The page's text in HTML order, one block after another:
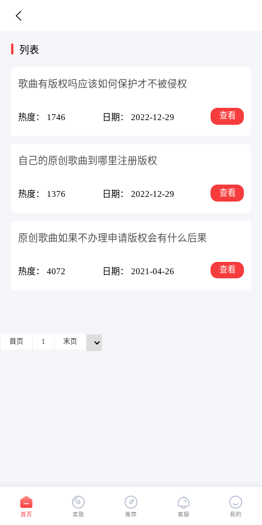
列表
歌曲有版权吗应该如何保护才不被侵权
热度： 1746 日期： 2022-12-29 查看
自己的​原创歌曲到哪里注册版权
热度： 1376 日期： 2022-12-29 查看
原创歌曲如果不办理申请版权会有什么后果
热度： 4072 日期： 2021-04-26 查看
首页 1 末页
首页 卖歌 推荐 客服 我的